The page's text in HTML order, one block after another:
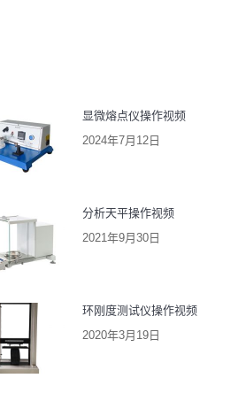
显微熔点仪操作视频
2024年7月12日
分析天平操作视频
2021年9月30日
环刚度测试仪操作视频
2020年3月19日